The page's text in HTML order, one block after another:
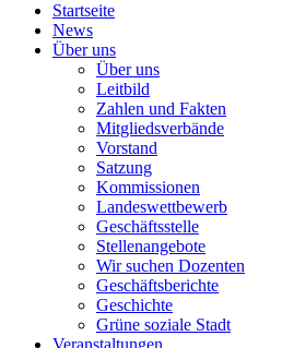
Startseite
News
Über uns
Über uns
Leitbild
Zahlen und Fakten
Mitgliedsverbände
Vorstand
Satzung
Kommissionen
Landeswettbewerb
Geschäftsstelle
Stellenangebote
Wir suchen Dozenten
Geschäftsberichte
Geschichte
Grüne soziale Stadt
Veranstaltungen